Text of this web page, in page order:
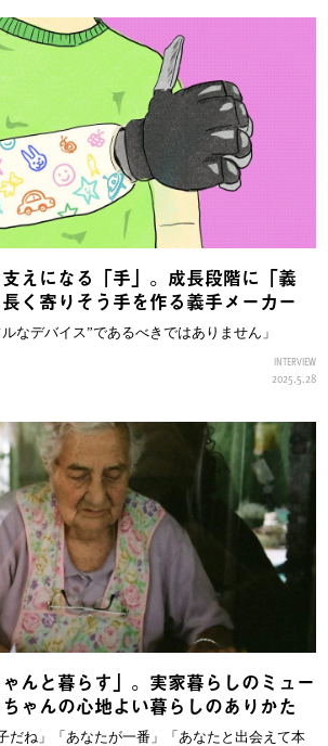
えになる「手」。成長段階に「義
く寄りそう手を作る義手メーカー
なデバイス”であるべきではありません」
INTERVIEW
2025.5.28
ゃんと暮らす」。実家暮らしのミュー
ゃんの心地よい暮らしのありかた
だね」「あなたが一番」「あなたと出会えて本